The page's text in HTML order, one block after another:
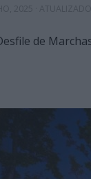
de